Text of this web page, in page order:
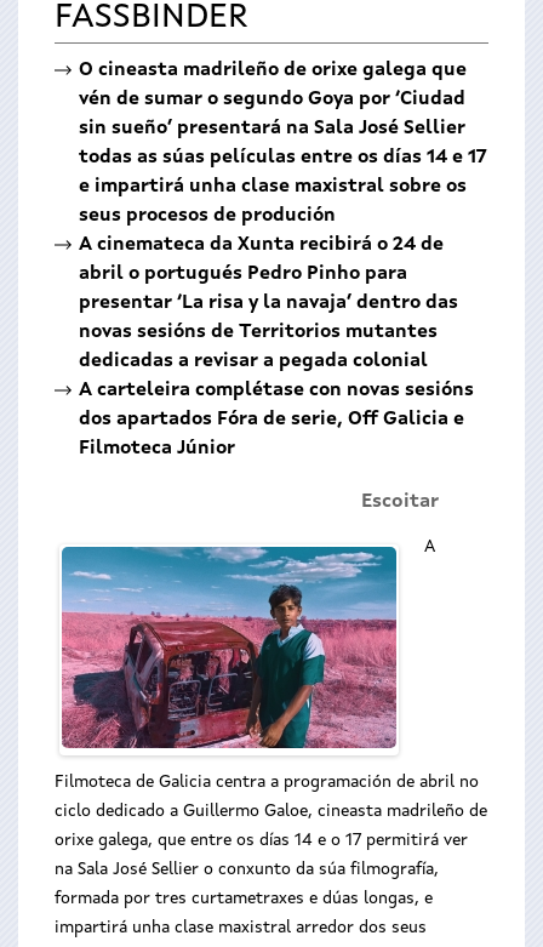
FASSBINDER
O cineasta madrileño de orixe galega que
vén de sumar o segundo Goya por ‘Ciudad
sin sueño’ presentará na Sala José Sellier
todas as súas películas entre os días 14 e 17
e impartirá unha clase maxistral sobre os
seus procesos de produción
A cinemateca da Xunta recibirá o 24 de
abril o portugués Pedro Pinho para
presentar ‘La risa y la navaja’ dentro das
novas sesións de Territorios mutantes
dedicadas a revisar a pegada colonial
A carteleira complétase con novas sesións
dos apartados Fóra de serie, Off Galicia e
Filmoteca Júnior
Escoitar
A
Filmoteca de Galicia centra a programación de abril no
ciclo dedicado a Guillermo Galoe, cineasta madrileño de
orixe galega, que entre os días 14 e o 17 permitirá ver
na Sala José Sellier o conxunto da súa filmografía,
formada por tres curtametraxes e dúas longas, e
impartirá unha clase maxistral arredor dos seus